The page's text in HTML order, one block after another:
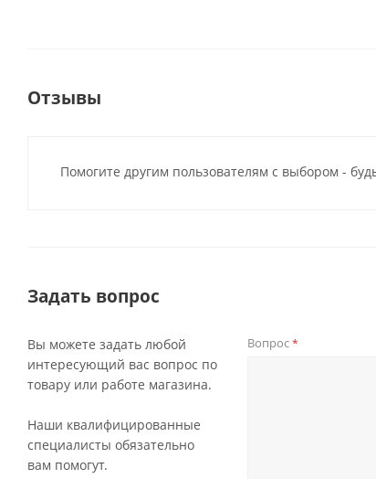
Отзывы
Помогите другим пользователям с выбором -
Задать вопрос
Вы можете задать любой
интересующий вас вопрос по
товару или работе магазина.
Наши квалифицированные
специалисты обязательно
вам помогут.
Вопрос*